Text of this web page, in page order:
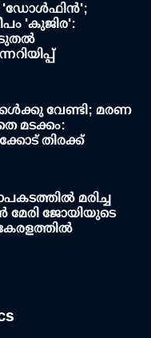
'ഡോള്‍ഫിന്‍';
'കുജിര':
വേണ്ടി; മരണ
മടക്കം:
തിരക്ക്
മരിച്ച
ജോയിയുടെ